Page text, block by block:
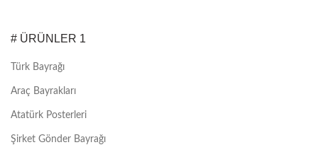
# ÜRÜNLER 1
Türk Bayrağı
Araç Bayrakları
Atatürk Posterleri
Şirket Gönder Bayrağı